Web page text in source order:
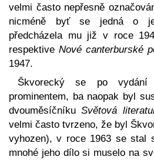
velmi často nepřesně
nicméně byť se jedná o
předcházela mu již v roce
respektiveNové canterburské
1947.
Škvorecký se po
prominentem, ba naopak byl
dvouměsíčníkuSvětová
velmi často tvrzeno, že byl
vyhozen), v roce 1963 se stal
mnohé jeho dílo si muselo na